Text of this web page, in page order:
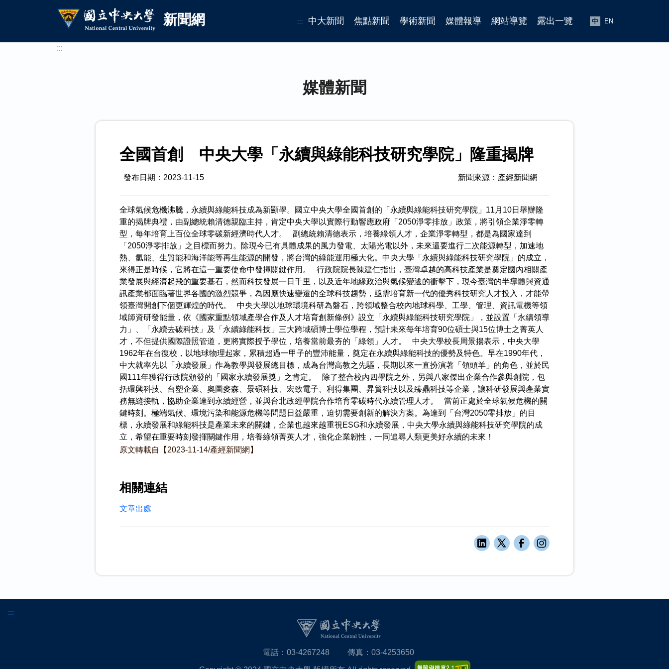
國立中央大學新聞網新聞網 ::: 中大新聞 焦點新聞 學術新聞 媒體報導 網站導覽 露出一覽 中 EN
:::
媒體新聞
全國首創 中央大學「永續與綠能科技研究學院」隆重揭牌
發布日期：2023-11-15 新聞來源：產經新聞網
全球氣候危機沸騰，永續與綠能科技成為新顯學。國立中央大學全國首創的「永續與綠能科技研究學院」11月10日舉辦隆
重的揭牌典禮，由副總統賴清德親臨主持，肯定中央大學以實際行動響應政府「2050淨零排放」政策，將引領企業淨零轉
型，每年培育上百位全球零碳新經濟時代人才。 副總統賴清德表示，培養綠領人才，企業淨零轉型，都是為國家達到
「2050淨零排放」之目標而努力。除現今已有具體成果的風力發電、太陽光電以外，未來還要進行二次能源轉型，加速地
熱、氫能、生質能和海洋能等再生能源的開發，將台灣的綠能運用極大化。中央大學「永續與綠能科技研究學院」的成立，
來得正是時候，它將在這一重要使命中發揮關鍵作用。 行政院院長陳建仁指出，臺灣卓越的高科技產業是奠定國內相關產
業發展與經濟起飛的重要基石，然而科技發展一日千里，以及近年地緣政治與氣候變遷的衝擊下，現今臺灣的半導體與資通
訊產業都面臨著世界各國的激烈競爭，為因應快速變遷的全球科技趨勢，亟需培育新一代的優秀科技研究人才投入，才能帶
領臺灣開創下個更輝煌的時代。 中央大學以地球環境科研為磐石，跨領域整合校內地球科學、工學、管理、資訊電機等領
域師資研發能量，依《國家重點領域產學合作及人才培育創新條例》設立「永續與綠能科技研究學院」，並設置「永續領導
力」、「永續去碳科技」及「永續綠能科技」三大跨域碩博士學位學程，預計未來每年培育90位碩士與15位博士之菁英人
才，不但提供國際證照管道，更將實際授予學位，培養當前最夯的「綠領」人才。 中央大學校長周景揚表示，中央大學
1962年在台復校，以地球物理起家，累積超過一甲子的豐沛能量，奠定在永續與綠能科技的優勢及特色。早在1990年代，
中大就率先以「永續發展」作為教學與發展總目標，成為台灣高教之先驅，長期以來一直扮演著「領頭羊」的角色，並於民
國111年獲得行政院頒發的「國家永續發展獎」之肯定。 除了整合校內四學院之外，另與八家傑出企業合作參與創院，包
括環興科技、台塑企業、奧圖麥森、景碩科技、宏致電子、利得集團、昇貿科技以及臻鼎科技等企業，讓科研發展與產業實
務無縫接軌，協助企業達到永續經營，並與台北政經學院合作培育零碳時代永續管理人才。 當前正處於全球氣候危機的關
鍵時刻。極端氣候、環境污染和能源危機等問題日益嚴重，迫切需要創新的解決方案。為達到「台灣2050零排放」的目
標，永續發展和綠能科技是產業未來的關鍵，企業也越來越重視ESG和永續發展，中央大學永續與綠能科技研究學院的成
立，希望在重要時刻發揮關鍵作用，培養綠領菁英人才，強化企業韌性，一同追尋人類更美好永續的未來！
原文轉載自【2023-11-14/產經新聞網】
相關連結
文章出處
:::
電話：03-4267248 傳真：03-4253650